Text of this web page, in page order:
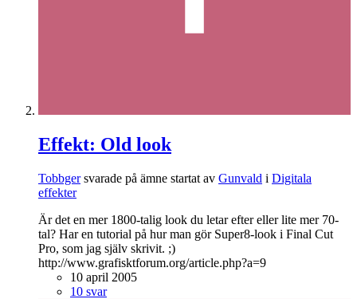
Effekt: Old look
Tobbgersvarade på ämne startat av Gunvald i Digitala
effekter
Är det en mer 1800-talig look du letar efter eller lite mer 70-
tal? Har en tutorial på hur man gör Super8-look i Final Cut
Pro, som jag själv skrivit. ;)
http://www.grafisktforum.org/article.php?a=9
10 april 2005
10 svar